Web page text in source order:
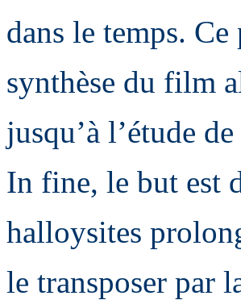
dans le temps.
synthèse du film
jusqu’à l’étude
In fine, le but est
halloysites
le transposer par